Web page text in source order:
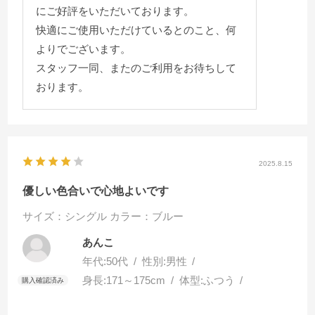
にご好評をいただいております。
快適にご使用いただけているとのこと、何
よりでございます。
スタッフ一同、またのご利用をお待ちして
おります。
2025.8.15
優しい色合いで心地よいです
サイズ：シングル カラー：ブルー
あんこ
年代:50代 性別:男性
身長:171～175cm 体型:ふつう